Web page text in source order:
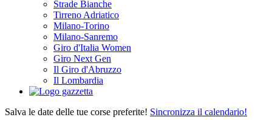
Strade Bianche
Tirreno Adriatico
Milano-Torino
Milano-Sanremo
Giro d'Italia Women
Giro Next Gen
Il Giro d'Abruzzo
Il Lombardia
Salva le date delle tue corse preferite! Sincronizza il calendario!